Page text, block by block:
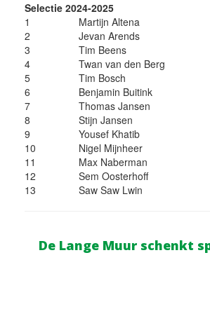
Selectie 2024-2025
1
Martijn Altena
2
Jevan Arends
3
Tim Beens
4
Twan van den Berg
5
Tim Bosch
6
Benjamin Buitink
7
Thomas Jansen
8
Stijn Jansen
9
Yousef Khatib
10
Nigel Mijnheer
11
Max Naberman
12
Sem Oosterhoff
13
Saw Saw Lwin
De Lange Muur schenkt